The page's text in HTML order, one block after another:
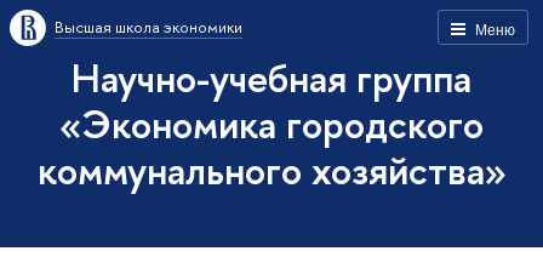
Меню
Высшая школа экономики
Научно-учебная группа
«Экономика городского
коммунального хозяйства»